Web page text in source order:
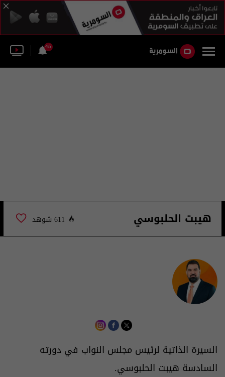
45
هيبت الحلبوسي 611 شوهد
السيرة الذاتية لرئيس مجلس النواب في دورته
السادسة هيبت الحلبوسي.